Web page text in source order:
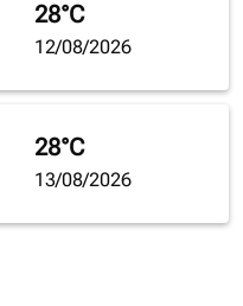
28°C
12/08/2026
28°C
13/08/2026